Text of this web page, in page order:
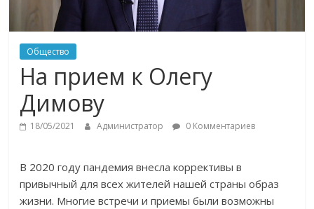
Общество
На прием к Олегу
Димову
18/05/2021 Администратор 0 Комментариев
В 2020 году пандемия внесла коррективы в
привычный для всех жителей нашей страны образ
жизни. Многие встречи и приемы были возможны